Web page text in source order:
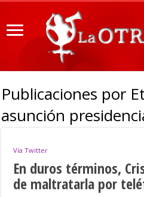
Publicaciones por
asunción
Vía Twitter
En duros términos,
de maltratarla por